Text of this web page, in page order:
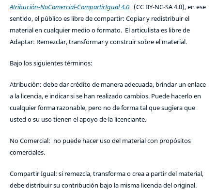
Atribución-NoComercial-CompartirIgual 4.0(CC BY-NC-SA 4.0), en ese
sentido, el público es libre de compartir: Copiar y redistribuir el
material en cualquier medio o formato. El articulista es libre de
Adaptar: Remezclar, transformar y construir sobre el material.
Bajo los siguientes términos:
Atribución: debe dar crédito de manera adecuada, brindar un enlace
a la licencia, e indicar si se han realizado cambios. Puede hacerlo en
cualquier forma razonable, pero no de forma tal que sugiera que
usted o su uso tienen el apoyo de la licenciante.
No Comercial: no puede hacer uso del material con propósitos
comerciales.
Compartir Igual: si remezcla, transforma o crea a partir del material,
debe distribuir su contribución bajo la misma licencia del original.